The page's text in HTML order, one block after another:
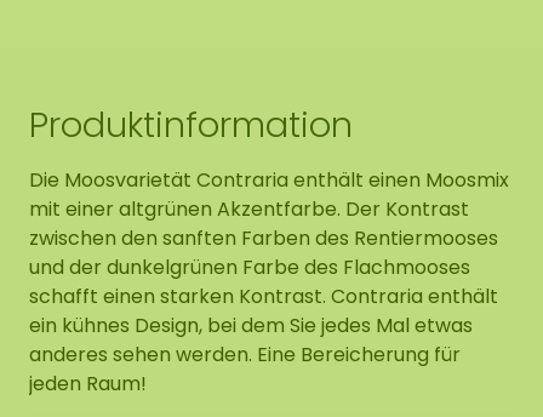
Produktinformation
Die Moosvarietät Contraria enthält einen Moosmix
mit einer altgrünen Akzentfarbe. Der Kontrast
zwischen den sanften Farben des Rentiermooses
und der dunkelgrünen Farbe des Flachmooses
schafft einen starken Kontrast. Contraria enthält
ein kühnes Design, bei dem Sie jedes Mal etwas
anderes sehen werden. Eine Bereicherung für
jeden Raum!